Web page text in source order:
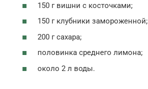
150 г вишни с косточками;
150 г клубники замороженной;
200 г сахара;
половинка среднего лимона;
около 2 л воды.